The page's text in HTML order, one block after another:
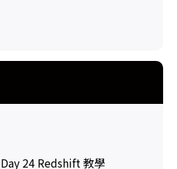
Day 24 Redshift 教學